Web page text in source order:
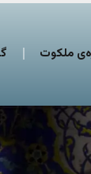
ملکوت